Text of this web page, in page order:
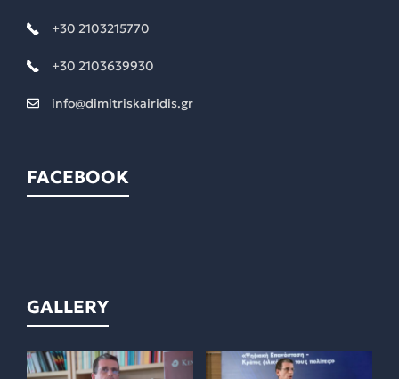
+30 2103215770
+30 2103639930
info@dimitriskairidis.gr
FACEBOOK
GALLERY